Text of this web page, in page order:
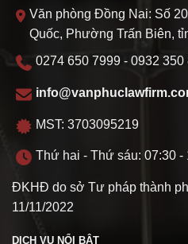
Văn phòng Đồng Nai: Số
Quốc, Phường Trấn Biên,
0274 650 7999 - 0932 350
MST: 3703095219
Thứ hai - Thứ sáu: 07:30 -
ĐKHĐ do sở Tư pháp thành
11/11/2022
DỊCH VỤ NỔI BẬT